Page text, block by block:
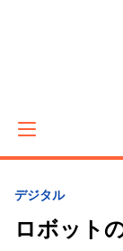
デジタル
ロボット